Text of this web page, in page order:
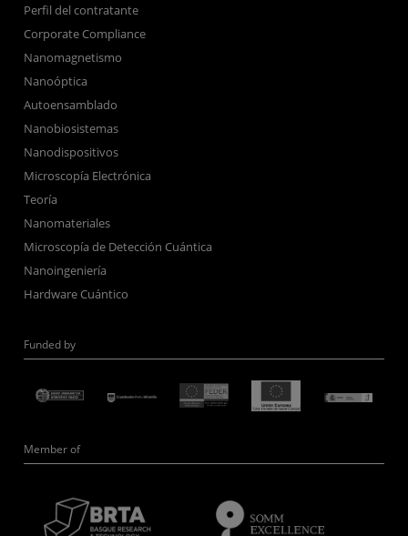
Perfil del contratante
Corporate Compliance
Nanomagnetismo
Nanoóptica
Autoensamblado
Nanobiosistemas
Nanodispositivos
Microscopía Electrónica
Teoría
Nanomateriales
Microscopía de Detección Cuántica
Nanoingeniería
Hardware Cuántico
Funded by
Member of